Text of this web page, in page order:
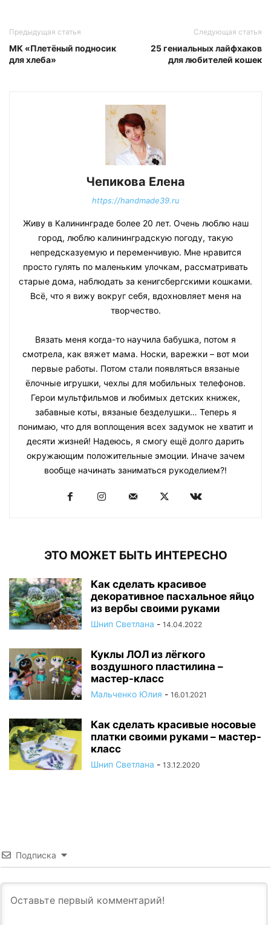
Предыдущая статья
МК «Плетёный подносик
для хлеба»
Следующая статья
25 гениальных лайфхаков
для любителей кошек
Чепикова Елена
https://handmade39.ru
Живу в Калининграде более 20 лет. Очень люблю наш
город, люблю калининградскую погоду, такую
непредсказуемую и переменчивую. Мне нравится
просто гулять по маленьким улочкам, рассматривать
старые дома, наблюдать за кенигсбергскими кошками.
Всё, что я вижу вокруг себя, вдохновляет меня на
творчество.
Вязать меня когда-то научила бабушка, потом я
смотрела, как вяжет мама. Носки, варежки – вот мои
первые работы. Потом стали появляться вязаные
ёлочные игрушки, чехлы для мобильных телефонов.
Герои мультфильмов и любимых детских книжек,
забавные коты, вязаные безделушки… Теперь я
понимаю, что для воплощения всех задумок не хватит и
десяти жизней! Надеюсь, я смогу ещё долго дарить
окружающим положительные эмоции. Иначе зачем
вообще начинать заниматься рукоделием?!
ЭТО МОЖЕТ БЫТЬ ИНТЕРЕСНО
Как сделать красивое
декоративное пасхальное яйцо
из вербы своими руками
Шнип Светлана - 14.04.2022
Куклы ЛОЛ из лёгкого
воздушного пластилина –
мастер-класс
Мальченко Юлия - 16.01.2021
Как сделать красивые носовые
платки своими руками – мастер-
класс
Шнип Светлана - 13.12.2020
Подписка